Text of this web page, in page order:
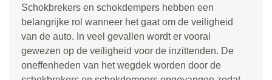
Schokbrekers en schokdempers hebben een
belangrijke rol wanneer het gaat om de veiligheid
van de auto. In veel gevallen wordt er vooral
gewezen op de veiligheid voor de inzittenden. De
oneffenheden van het wegdek worden door de